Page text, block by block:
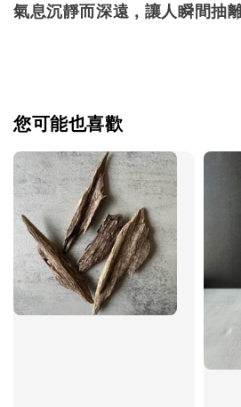
氣息沉靜而深遠，讓人瞬間抽
您可能也喜歡